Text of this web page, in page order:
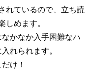
れているので、立ち読
しめます。
かなか入手困難なハ
れられます。
け！